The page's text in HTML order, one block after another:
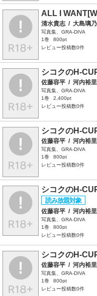
ALL I
清水貴志 / 大島璃乃
写真集、GRA-DIVA
1巻
800pt
レビュー投稿数0件
シコクのH-
佐藤容平 / 河内裕里
写真集、GRA-DIVA
1巻
2,400pt
レビュー投稿数0件
シコクのH-
佐藤容平 / 河内裕里
写真集、GRA-DIVA
1巻
800pt
レビュー投稿数0件
シコクのH-
佐藤容平 / 河内裕里
写真集、GRA-DIVA
1巻
800pt
レビュー投稿数0件
シコクのH-
佐藤容平 / 河内裕里
写真集、GRA-DIVA
1巻
800pt
レビュー投稿数0件